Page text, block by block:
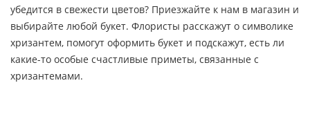
убедится в свежести цветов? Приезжайте к нам в магазин и
выбирайте любой букет. Флористы расскажут о символике
хризантем, помогут оформить букет и подскажут, есть ли
какие-то особые счастливые приметы, связанные с
хризантемами.